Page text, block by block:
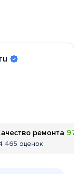
ремонта 97%
465 оценок